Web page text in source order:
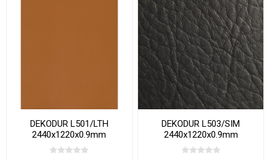
DEKODUR L501/LTH
2440x1220x0.9mm
DEKODUR L503/SIM
2440x1220x0.9mm